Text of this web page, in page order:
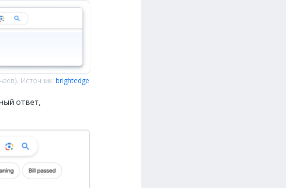
Источник: brightedge
ответ,